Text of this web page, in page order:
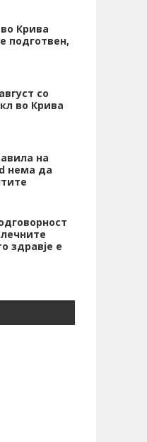
Крива
подготвен,
со
во Крива
на
нема да
здравје е